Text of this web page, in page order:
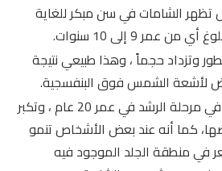
الشامات في سن مبكر للغاية
عمر 9 إلى 10 سنوات.
وتزداد حجماً ، وهذا طبيعي نتيجة
لأشعة الشمس فوق البنفسجية.
يتطور نمو الشامة في مرحلة الرشد في عمر 20 عام ، وتكبر
كما أنه عند بعض الأشخاص تنمو
في منطقة الجلد الموجود فيه